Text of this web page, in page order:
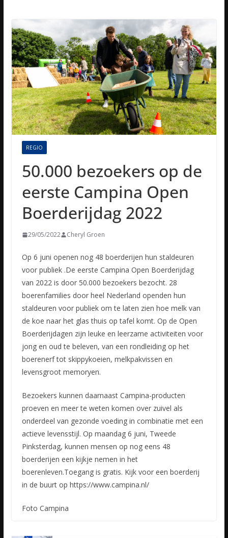
REGIO
50.000 bezoekers op de
eerste Campina Open
Boerderijdag 2022
29/05/2022 Cheryl Groen
Op 6 juni openen nog 48 boerderijen hun staldeuren
voor publiek .De eerste Campina Open Boerderijdag
van 2022 is door 50.000 bezoekers bezocht. 28
boerenfamilies door heel Nederland openden hun
staldeuren voor publiek om te laten zien hoe melk van
de koe naar het glas thuis op tafel komt. Op de Open
Boerderijdagen zijn leuke en leerzame activiteiten voor
jong en oud te beleven, van een rondleiding op het
boerenerf tot skippykoeien, melkpakvissen en
levensgroot memoryen.
Bezoekers kunnen daarnaast Campina-producten
proeven en meer te weten komen over zuivel als
onderdeel van gezonde voeding in combinatie met een
actieve levensstijl. Op maandag 6 juni, Tweede
Pinksterdag, kunnen mensen op nog eens 48
boerderijen een kijkje nemen in het
boerenleven.Toegang is gratis. Kijk voor een boerderij
in de buurt op https://www.campina.nl/
Foto Campina